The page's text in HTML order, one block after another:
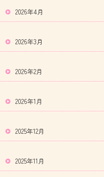
2026年4月
2026年3月
2026年2月
2026年1月
2025年12月
2025年11月